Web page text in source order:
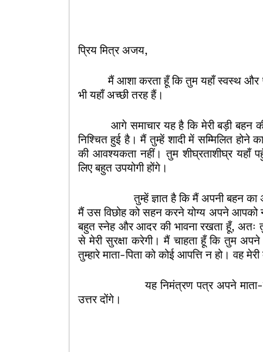
3
प्रिय मित्र अजय,
मैं आशा करता हूँ कि तुम यहाँ स्वस्थ और
भी यहाँ अच्छी तरह हैं।
आगे समाचार यह है कि मेरी बड़ी बहन की
निश्चित हुई है। मैं तुम्हें शादी में सम्मिलित
की आवश्यकता नहीं। तुम शीघ्रताशीघ्र यहाँ
लिए बहुत उपयोगी होंगे।
तुम्हें ज्ञात है कि मैं अपनी बहन का
मैं उस विछोह को सहन करने योग्य अपने आपको
बहुत स्नेह और आदर की भावना रखता हूँ, अतः
से मेरी सुरक्षा करेगी। मैं चाहता हूँ कि तुम
तुम्हारे माता-पिता को कोई आपत्ति न हो। वह
यह निमंत्रण पत्र अपने माता-पिता
उत्तर दोंगे।